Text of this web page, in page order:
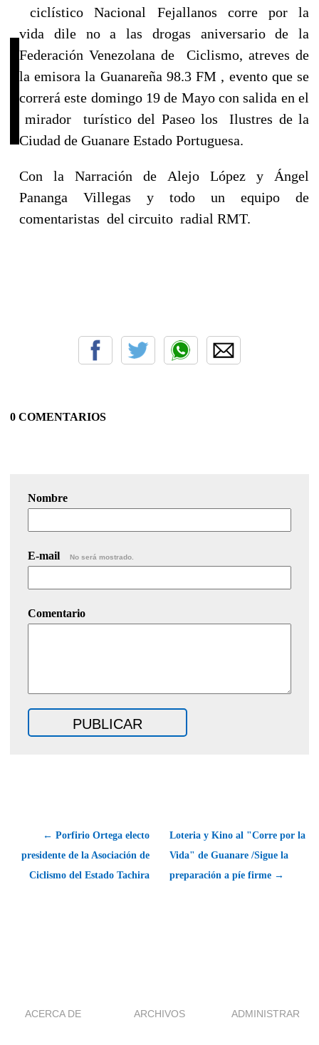
ciclístico Nacional Fejallanos corre por la
vida dile no a las drogas aniversario de la
Federación Venezolana de Ciclismo, atreves de
la emisora la Guanareña 98.3 FM , evento que se
correrá este domingo 19 de Mayo con salida en el
mirador turístico del Paseo los Ilustres de la
Ciudad de Guanare Estado Portuguesa.
Con la Narración de Alejo López y Ángel
Pananga Villegas y todo un equipo de
comentaristas del circuito radial RMT.
0 COMENTARIOS
Nombre
E-mail No será mostrado.
Comentario
← Porfirio Ortega electo
presidente de la Asociación de
Ciclismo del Estado Tachira
Loteria y Kino al "Corre por la
Vida" de Guanare /Sigue la
preparación a píe firme →
ACERCA DE ARCHIVOS ADMINISTRAR